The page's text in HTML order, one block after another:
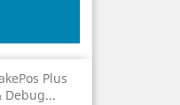
Plus
Debug...